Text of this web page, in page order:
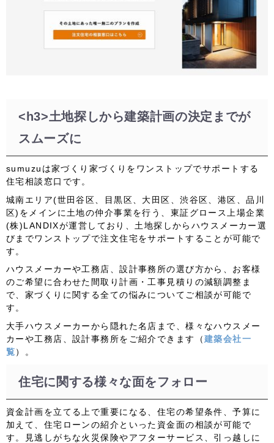
<h3>土地探しから建築計画の決定までが
スムーズに
sumuzuは家づくり家づくりをワンストップでサポートする
住宅相談窓口です。
城南エリア(世田谷区、目黒区、大田区、渋谷区、港区、品川
区)をメインに土地の仲介事業を行う、東証グロース上場企業
(株)LANDIXが運営しており、土地探しからハウスメーカー選
びまでワンストップで注文住宅をサポートすることが可能で
す。
ハウスメーカーや工務店、設計事務所の選び方から、お客様
のご希望に合わせた間取り計画・工事見積りの減額調整ま
で、家づくりに関する全ての悩みについてご相談が可能で
す。
大手ハウスメーカーから隠れた名店まで、様々なハウスメー
カーや工務店、設計事務所をご紹介できます（建築会社一
覧）。
住宅に関する様々な面をフォロー
資金計画を立てる上で重要になる、住宅の希望条件、予算に
加えて、住宅ローンの紹介といった資金面の相談が可能で
す。見逃しがちな火災保険やアフターサービス、引っ越しに